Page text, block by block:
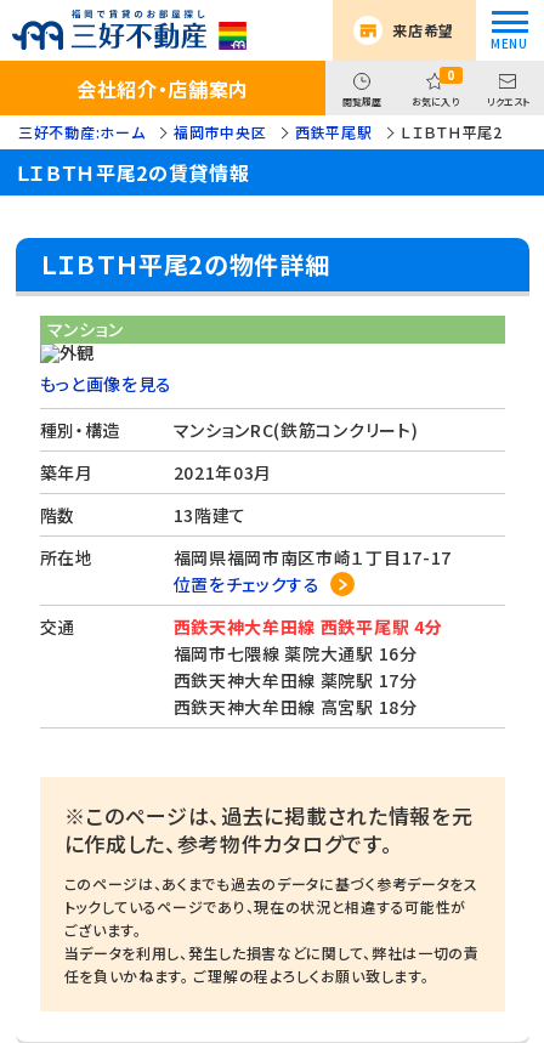
来店希望
会社紹介・店舗案内 閲覧履歴
0
お気に入り リクエスト
三好不動産:ホーム 福岡市中央区 西鉄平尾駅 ＬＩＢＴＨ平尾2
ＬＩＢＴＨ平尾2の賃貸情報
ＬＩＢＴＨ平尾2の物件詳細
マンション
もっと画像を見る
種別・構造
マンションRC(鉄筋コンクリート)
築年月
2021年03月
階数
13階建て
所在地
福岡県福岡市南区市崎１丁目17-17
位置をチェックする
交通
西鉄天神大牟田線 西鉄平尾駅 4分
福岡市七隈線 薬院大通駅 16分
西鉄天神大牟田線 薬院駅 17分
西鉄天神大牟田線 高宮駅 18分
※このページは、過去に掲載された情報を元
に作成した、参考物件カタログです。
このページは、あくまでも過去のデータに基づく参考データをス
トックしているページであり、現在の状況と相違する可能性が
ございます。
当データを利用し、発生した損害などに関して、弊社は一切の責
任を負いかねます。 ご理解の程よろしくお願い致します。